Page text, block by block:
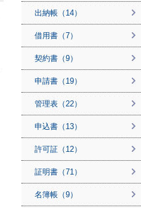
出納帳（14）
借用書（7）
契約書（9）
申請書（19）
管理表（22）
申込書（13）
許可証（12）
証明書（71）
名簿帳（9）